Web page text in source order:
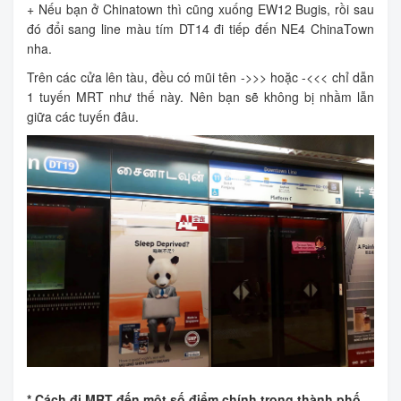
+ Nếu bạn ở Chinatown thì cũng xuống EW12 Bugis, rồi sau
đó đổi sang line màu tím DT14 đi tiếp đến NE4 ChinaTown
nha.
Trên các cửa lên tàu, đều có mũi tên ->>> hoặc -<<< chỉ dẫn
1 tuyến MRT như thế này. Nên bạn sẽ không bị nhầm lẫn
giữa các tuyến đâu.